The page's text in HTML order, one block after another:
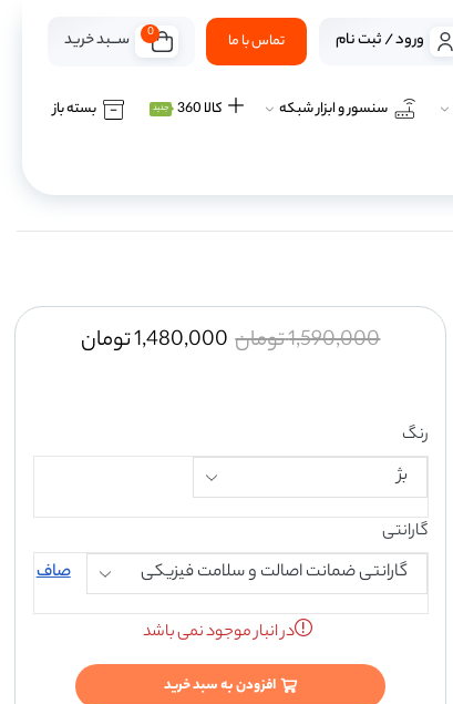
ورود / ثبت نام تماس با ما 0 ســـبد خرید
سنسور و ابزار شبکه کالا 360 جدید بسته باز
1,590,000تومان 1,480,000تومان
رنگ
گارانتی
صاف
در انبار موجود نمی باشد
افزودن به سبد خرید